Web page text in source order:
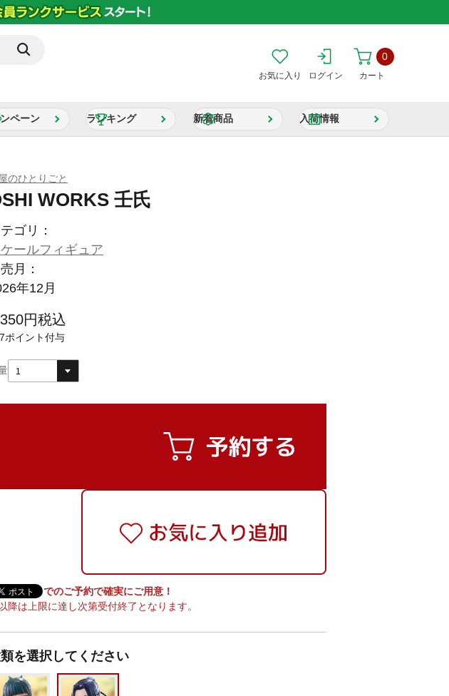
お気に入り ログイン カート
0
ペーン ランキング 新着商品 入荷情報
のひとりごと
WORKS 壬氏
ゴリ：
ールフィギュア
月：
年12月
円税込
ポイント付与
1
6/16までのご予約で確実にご用意！
降は上限に達し次第受付終了となります。
を選択してください